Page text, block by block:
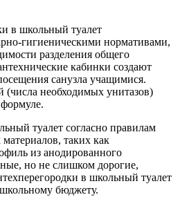
в школьный туалет
гигиеническими нормативами,
разделения общего
кабинки создают
санузла учащимися.
(числа необходимых унитазов)
туалет согласно правилам
таких как
из анодированного
но не слишком дорогие,
в школьный туалет
бюджету.